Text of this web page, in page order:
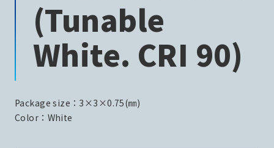
(Tunable
White. CRI 90)
Package size：3×3×0.75(㎜)
Color：White